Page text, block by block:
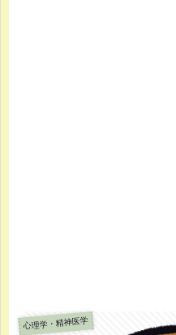
心理学・精神医学